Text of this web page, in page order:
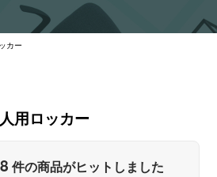
カー
用ロッカー
8 件の商品がヒットしました